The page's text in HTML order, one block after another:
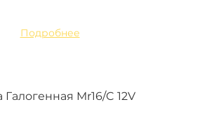
Подробнее
Mr16/C 12V